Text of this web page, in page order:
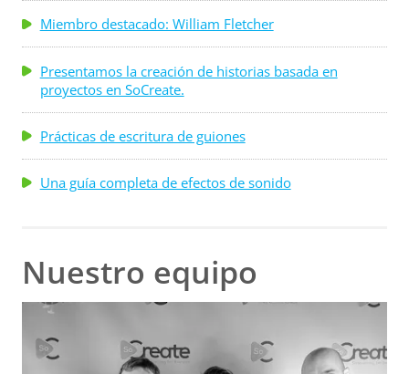
Miembro destacado: William Fletcher
Presentamos la creación de historias basada en
proyectos en SoCreate.
Prácticas de escritura de guiones
Una guía completa de efectos de sonido
Nuestro equipo